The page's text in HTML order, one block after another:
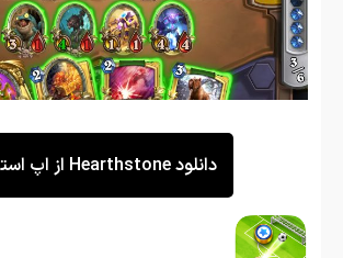
دانلود Hearthstone از اپ استور